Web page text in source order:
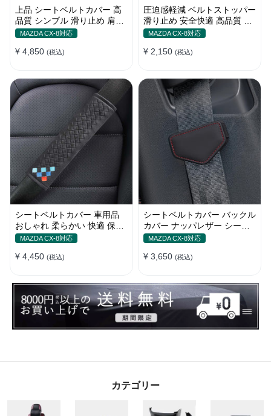
上品 シートベルトカバー 高
品質 シンブル 滑り止め 肩当
てパッド 圧迫感軽減
MAZDA CX-8対応
¥ 4,850 (税込)
圧迫感軽減 ベルトストッパー
滑り止め 安全快適 高品質 テ
ープクリップ 快適 2個セット
MAZDA CX-8対応
¥ 2,150 (税込)
シートベルトカバー 車用品
おしゃれ 柔らかい 快適 保護
肩当てパッド 圧迫感軽減
MAZDA CX-8対応
¥ 4,450 (税込)
シートベルトカバー バックル
カバー ナッパレザー シート
ベルトパッド 異音防止 傷防
MAZDA CX-8対応
¥ 3,650 (税込)
カテゴリー